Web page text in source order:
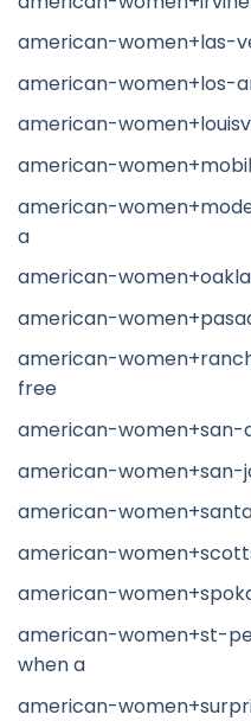
american-women+las-
american-women+los-
american-
american-
american-
a
american-
american-
american-
free
american-women+san-
american-women+san-
american-
american-
american-
american-women+st-
when a
american-